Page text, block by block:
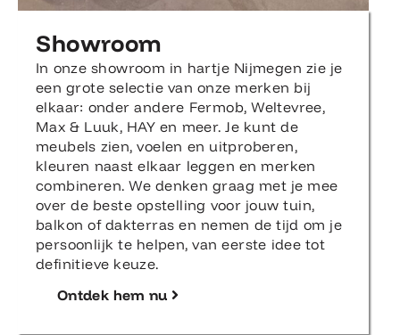
Showroom
In onze showroom in hartje Nijmegen zie je
een grote selectie van onze merken bij
elkaar: onder andere Fermob, Weltevree,
Max & Luuk, HAY en meer. Je kunt de
meubels zien, voelen en uitproberen,
kleuren naast elkaar leggen en merken
combineren. We denken graag met je mee
over de beste opstelling voor jouw tuin,
balkon of dakterras en nemen de tijd om je
persoonlijk te helpen, van eerste idee tot
definitieve keuze.
Ontdek hem nu